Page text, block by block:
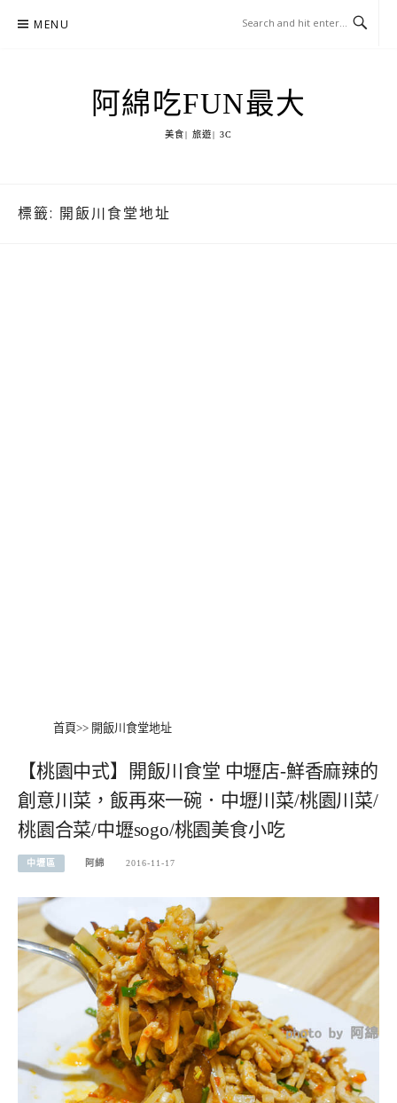
MENU
阿綿吃FUN最大
美食| 旅遊| 3C
標籤: 開飯川食堂地址
首頁>> 開飯川食堂地址
【桃園中式】開飯川食堂 中壢店‬-鮮香麻辣的
創意川菜，飯再來一碗．中壢川菜/桃園川菜/
桃園合菜/中壢sogo/桃園美食小吃
中壢區 阿綿 2016-11-17